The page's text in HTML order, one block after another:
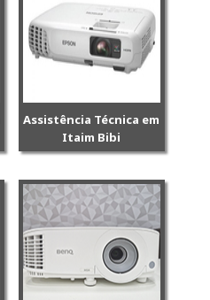
Assistência Técnica em
Itaim Bibi